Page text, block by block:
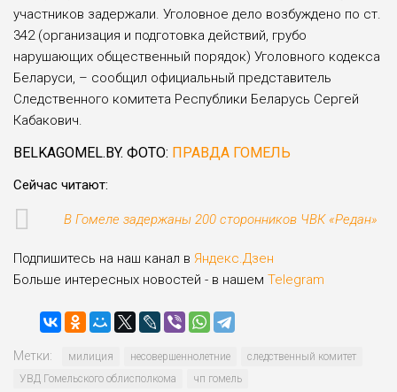
участников задержали. Уголовное дело возбуждено по ст.
342 (организация и подготовка действий, грубо
нарушающих общественный порядок) Уголовного кодекса
Беларуси, – сообщил официальный представитель
Следственного комитета Республики Беларусь Сергей
Кабакович.
BELKAGOMEL.BY. ФОТО: ПРАВДА ГОМЕЛЬ
Сейчас читают:
В Гомеле задержаны 200 сторонников ЧВК «Редан»
Подпишитесь на наш канал в Яндекс.Дзен
Больше интересных новостей - в нашем Telegram
Метки: милиция несовершеннолетние
следственный комитет
УВД Гомельского облисполкома
чп гомель